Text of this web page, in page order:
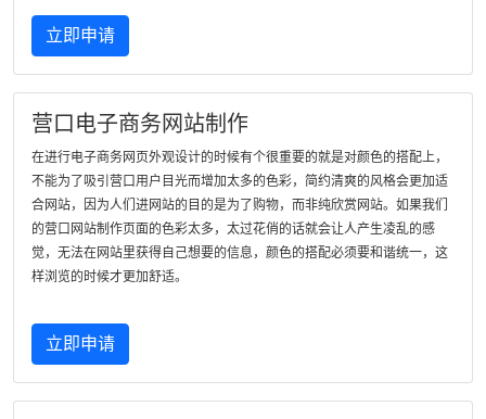
立即申请
营口电子商务网站制作
在进行电子商务网页外观设计的时候有个很重要的就是对颜色的搭配上，
不能为了吸引营口用户目光而增加太多的色彩，简约清爽的风格会更加适
合网站，因为人们进网站的目的是为了购物，而非纯欣赏网站。如果我们
的营口网站制作页面的色彩太多，太过花俏的话就会让人产生凌乱的感
觉，无法在网站里获得自己想要的信息，颜色的搭配必须要和谐统一，这
样浏览的时候才更加舒适。
立即申请